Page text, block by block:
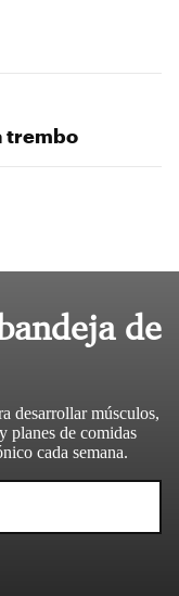
trembo
de
desarrollar músculos,
planes de comidas
cada semana.